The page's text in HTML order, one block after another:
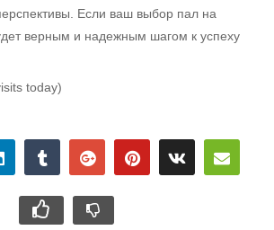
Если ваш выбор пал на
верным и надежным шагом к успеху
today)